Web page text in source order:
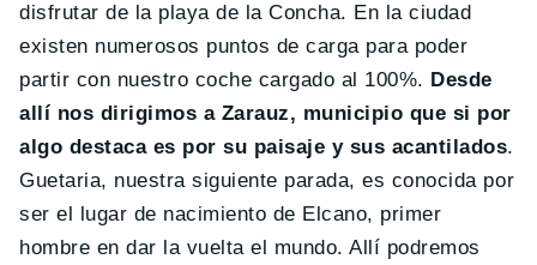
disfrutar de la playa de la Concha. En la ciudad
existen numerosos puntos de carga para poder
partir con nuestro coche cargado al 100%. Desde
allí nos dirigimos a Zarauz, municipio que si por
algo destaca es por su paisaje y sus acantilados.
Guetaria, nuestra siguiente parada, es conocida por
ser el lugar de nacimiento de Elcano, primer
hombre en dar la vuelta el mundo. Allí podremos